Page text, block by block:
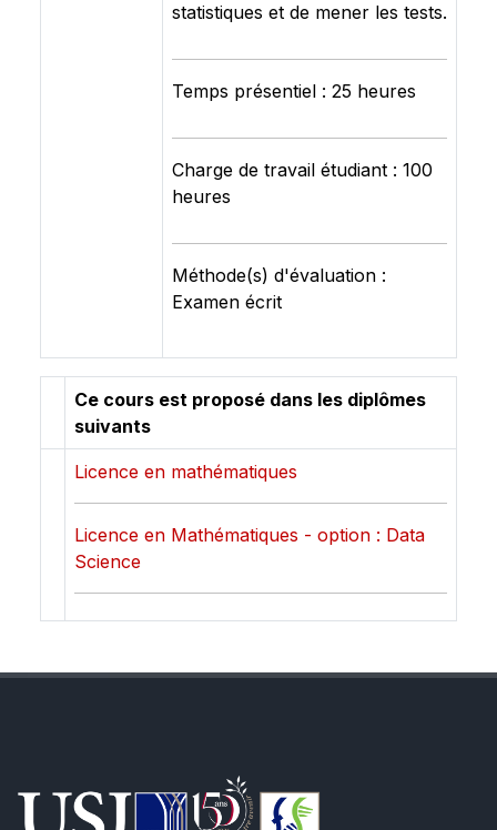
statistiques et de mener les tests.
Temps présentiel : 25 heures
Charge de travail étudiant : 100
heures
Méthode(s) d'évaluation :
Examen écrit
Ce cours est proposé dans les diplômes
suivants
Licence en mathématiques
Licence en Mathématiques - option : Data
Science